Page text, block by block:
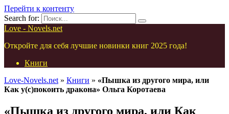
Перейти к контенту
Search for:
Love - Novels.net
Откройте для себя лучшие новинки книг 2025 года!
Книги
Love-Novels.net » Книги » «Пышка из другого мира, или
Как у(с)покоить дракона» Ольга Коротаева
«Пышка из другого мира, или Как